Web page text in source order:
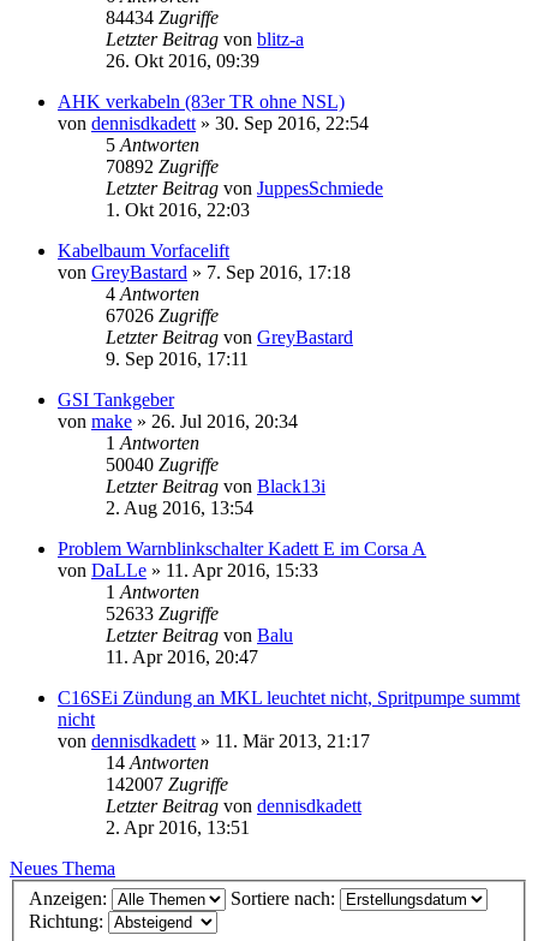
84434 Zugriffe
Letzter Beitrag von blitz-a
26. Okt 2016, 09:39
AHK verkabeln (83er TR ohne NSL)
von dennisdkadett » 30. Sep 2016, 22:54
5 Antworten
70892 Zugriffe
Letzter Beitrag von JuppesSchmiede
1. Okt 2016, 22:03
Kabelbaum Vorfacelift
von GreyBastard » 7. Sep 2016, 17:18
4 Antworten
67026 Zugriffe
Letzter Beitrag von GreyBastard
9. Sep 2016, 17:11
GSI Tankgeber
von make » 26. Jul 2016, 20:34
1 Antworten
50040 Zugriffe
Letzter Beitrag von Black13i
2. Aug 2016, 13:54
Problem Warnblinkschalter Kadett E im Corsa A
von DaLLe » 11. Apr 2016, 15:33
1 Antworten
52633 Zugriffe
Letzter Beitrag von Balu
11. Apr 2016, 20:47
C16SEi Zündung an MKL leuchtet nicht, Spritpumpe summt
nicht
von dennisdkadett » 11. Mär 2013, 21:17
14 Antworten
142007 Zugriffe
Letzter Beitrag von dennisdkadett
2. Apr 2016, 13:51
Neues Thema
Anzeigen:
Sortiere nach:
Richtung: